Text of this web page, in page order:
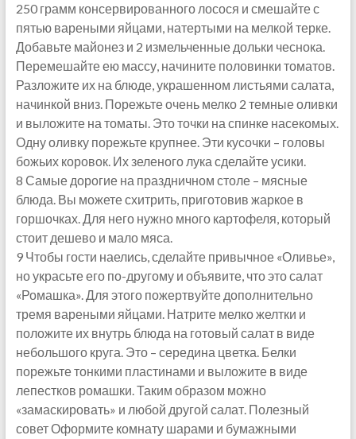
250 грамм консервированного лосося и смешайте с
пятью вареными яйцами, натертыми на мелкой терке.
Добавьте майонез и 2 измельченные дольки чеснока.
Перемешайте ею массу, начините половинки томатов.
Разложите их на блюде, украшенном листьями салата,
начинкой вниз. Порежьте очень мелко 2 темные оливки
и выложите на томаты. Это точки на спинке насекомых.
Одну оливку порежьте крупнее. Эти кусочки – головы
божьих коровок. Их зеленого лука сделайте усики.
8 Самые дорогие на праздничном столе – мясные
блюда. Вы можете схитрить, приготовив жаркое в
горшочках. Для него нужно много картофеля, который
стоит дешево и мало мяса.
9 Чтобы гости наелись, сделайте привычное «Оливье»,
но украсьте его по-другому и объявите, что это салат
«Ромашка». Для этого пожертвуйте дополнительно
тремя вареными яйцами. Натрите мелко желтки и
положите их внутрь блюда на готовый салат в виде
небольшого круга. Это – середина цветка. Белки
порежьте тонкими пластинами и выложите в виде
лепестков ромашки. Таким образом можно
«замаскировать» и любой другой салат. Полезный
совет Оформите комнату шарами и бумажными